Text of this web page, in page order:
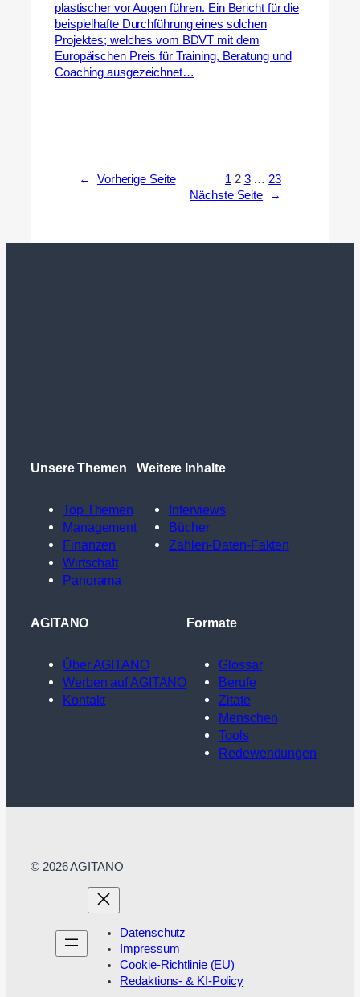
plastischer vor Augen führen. Ein Bericht für die
beispielhafte Durchführung eines solchen
Projektes; welches vom BDVT mit dem
Europäischen Preis für Training, Beratung und
Coaching ausgezeichnet…
← Vorherige Seite 1 2 3 … 23
Nächste Seite
→
Unsere Themen
Top Themen
Management
Finanzen
Wirtschaft
Panorama
Weitere Inhalte
Interviews
Bücher
Zahlen-Daten-Fakten
AGITANO
Über AGITANO
Werben auf AGITANO
Kontakt
Formate
Glossar
Berufe
Zitate
Menschen
Tools
Redewendungen
© 2026 AGITANO
Datenschutz
Impressum
Cookie-Richtlinie (EU)
Redaktions- & KI-Policy